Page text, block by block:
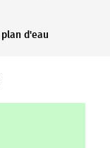
plan d'eau